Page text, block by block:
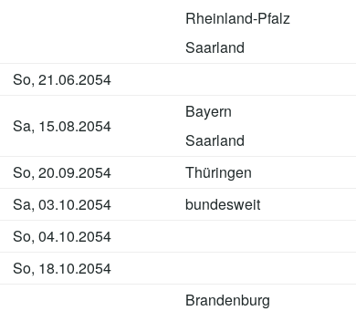
Rheinland-Pfalz
Saarland
So, 21.06.2054
Sa, 15.08.2054
Bayern
Saarland
So, 20.09.2054 Thüringen
Sa, 03.10.2054 bundesweit
So, 04.10.2054
So, 18.10.2054
Brandenburg